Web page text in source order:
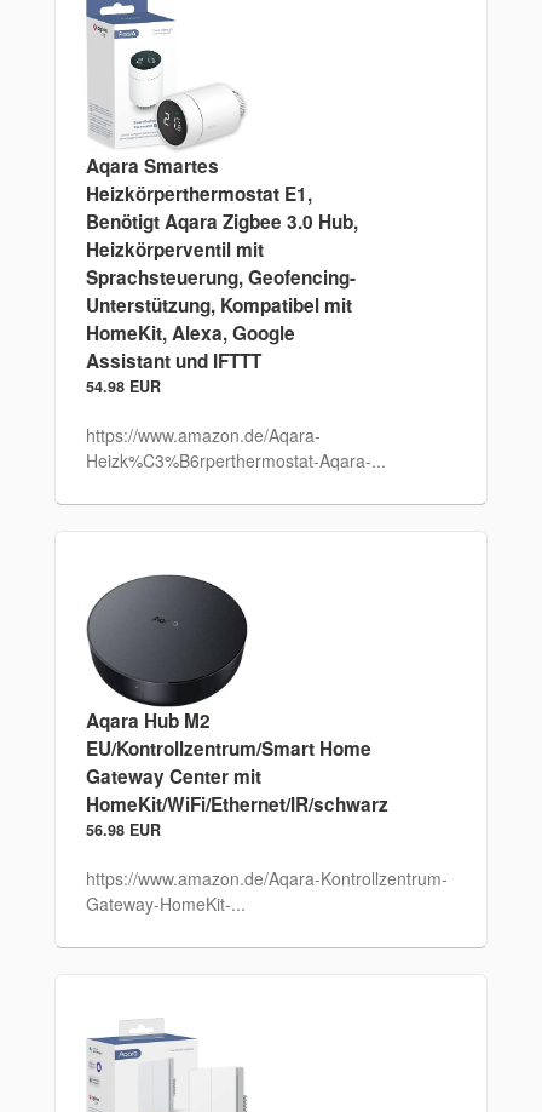
Aqara Smartes
Heizkörperthermostat E1,
Benötigt Aqara Zigbee 3.0 Hub,
Heizkörperventil mit
Sprachsteuerung, Geofencing-
Unterstützung, Kompatibel mit
HomeKit, Alexa, Google
Assistant und IFTTT
54.98 EUR
https://www.amazon.de/Aqara-
Heizk%C3%B6rperthermostat-Aqara-...
Aqara Hub M2
EU/Kontrollzentrum/Smart Home
Gateway Center mit
HomeKit/WiFi/Ethernet/IR/schwarz
56.98 EUR
https://www.amazon.de/Aqara-Kontrollzentrum-
Gateway-HomeKit-...